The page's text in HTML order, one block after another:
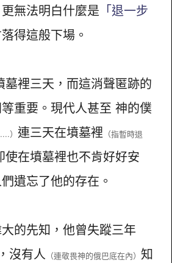
無法明白什麼是 「退一步
落得這般下場。
墓裡三天，而這消聲匿跡的
重要。現代人甚至 神的僕
）連三天在墳墓裡 （指暫時退
使在墳墓裡也不肯好好安
遺忘了他的存在。
的先知，他曾失蹤三年
沒有人 （連敬畏神的俄巴底在內）知